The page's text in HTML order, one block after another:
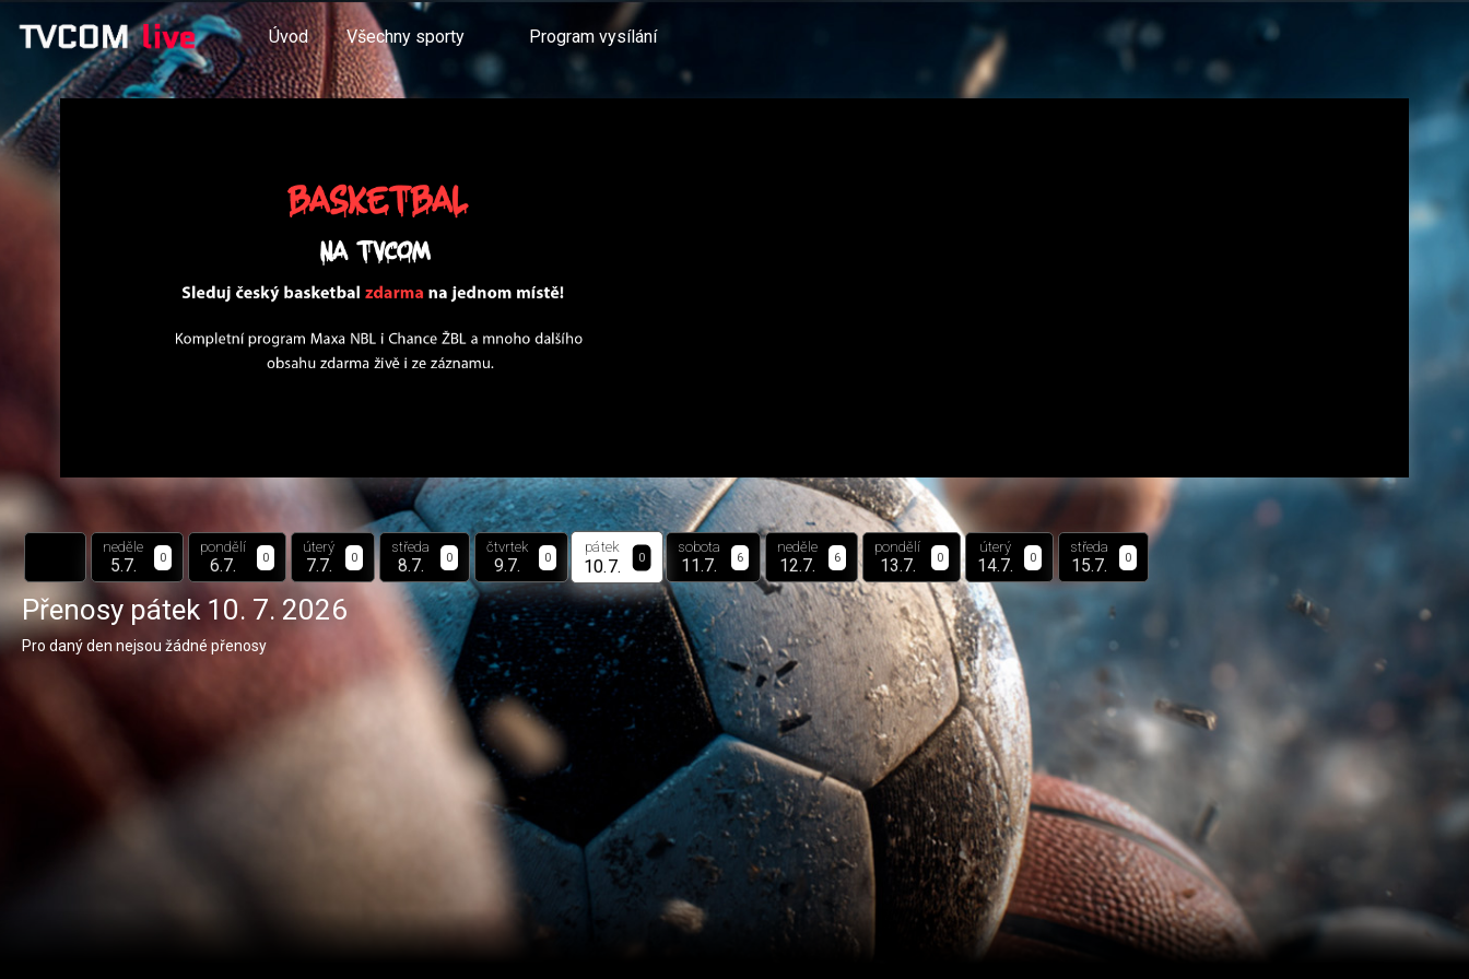
Úvod Všechny sporty Program vysílání
neděle
5.7. 0
pondělí
6.7. 0
úterý
7.7. 0
středa
8.7. 0
čtvrtek
9.7. 0
pátek
10.7. 0
sobota
11.7. 6
neděle
12.7. 6
pondělí
13.7. 0
úterý
14.7. 0
středa
15.7. 0
Přenosy pátek 10. 7. 2026
Pro daný den nejsou žádné přenosy